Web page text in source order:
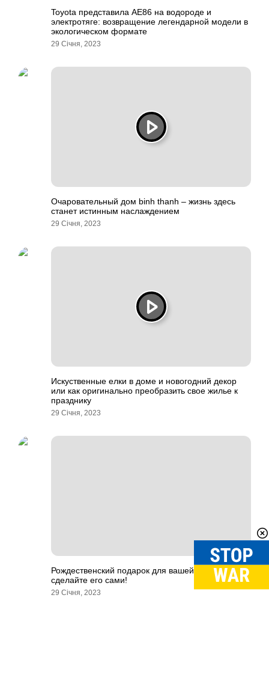
Toyota представила AE86 на водороде и
электротяге: возвращение легендарной модели в
экологическом формате
29 Січня, 2023
Очаровательный дом binh thanh – жизнь здесь
станет истинным наслаждением
29 Січня, 2023
Искуственные елки в доме и новогодний декор
или как оригинально преобразить свое жилье к
празднику
29 Січня, 2023
Рождественский подарок для вашей собаки –
сделайте его сами!
29 Січня, 2023